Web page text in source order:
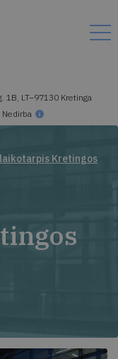
1B, LT–97130 Kretinga
Nedirba
Kretingos